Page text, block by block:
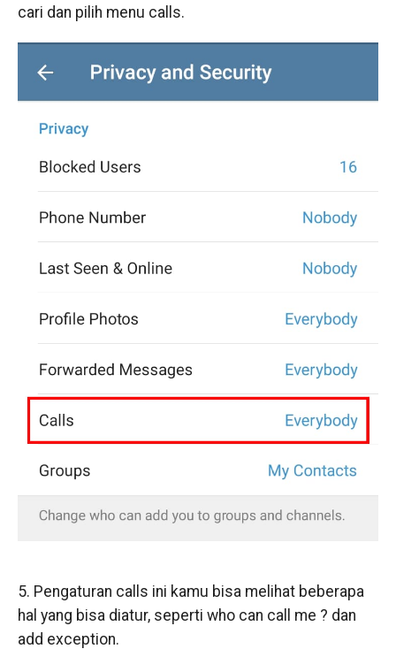
cari dan pilih menu calls.
5. Pengaturan calls ini kamu bisa melihat beberapa
hal yang bisa diatur, seperti who can call me ? dan
add exception.